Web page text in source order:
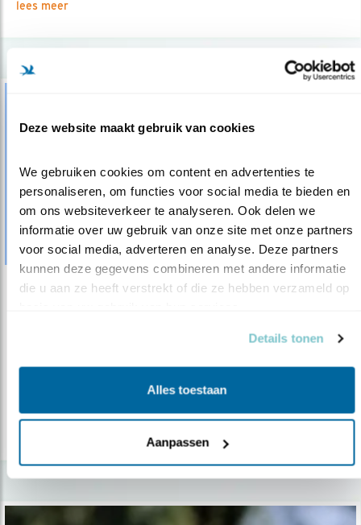
Deze website maakt gebruik van cookies
We gebruiken cookies om content en advertenties te
personaliseren, om functies voor social media te bieden en
om ons websiteverkeer te analyseren. Ook delen we
informatie over uw gebruik van onze site met onze partners
voor social media, adverteren en analyse. Deze partners
kunnen deze gegevens combineren met andere informatie
die u aan ze heeft verstrekt of die ze hebben verzameld op
Details tonen
Alles toestaan
Aanpassen
lees meer
Tip
Koninginnedag. Het was traditioneel de dag..